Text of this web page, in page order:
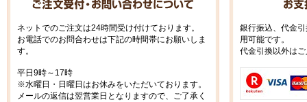
ネットでのご注文は24時間受け付けております。
お電話でのお問合わせは下記の時間帯にお願いしま
す。
平日9時～17時
※水曜日・日曜日はお休みをいただいております。
メールの返信は翌営業日となりますので、ご了承く
銀行振込、代金
用可能です。
代金引換以外は